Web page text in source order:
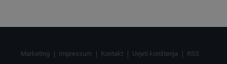
Marketing Impressum Kontakt Uvjeti korištenja RSS